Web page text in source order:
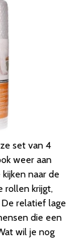
set van 4
weer aan
naar de
rollen krijgt,
relatief lage
die een
wil je nog